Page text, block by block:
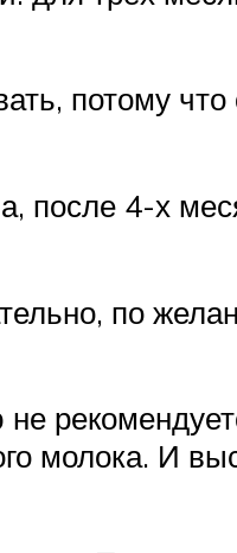
потому
после 4-х
по
молока. И